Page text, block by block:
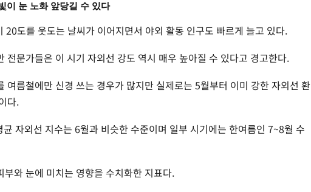
이 눈 노화 앞당길 수 있다
20도를 웃도는 날씨가 이어지면서 야외 활동 인구도 빠르게 늘고 있다.
전문가들은 이 시기 자외선 강도 역시 매우 높아질 수 있다고 경고한다.
여름철에만 신경 쓰는 경우가 많지만 실제로는 5월부터 이미 강한 자외선 환
다.
자외선 지수는 6월과 비슷한 수준이며 일부 시기에는 한여름인 7~8월 수
와 눈에 미치는 영향을 수치화한 지표다.